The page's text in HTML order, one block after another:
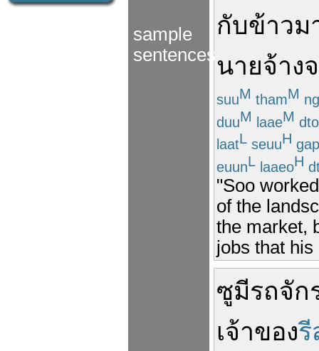
sample
sentences
กับข้าวม
นายจ้าง
suuM thamM
duuM laaeM
laatL seuuH gap
euunL laaeoH
"Soo
of the
the market,
jobs that
ซูมีรถจัก
เจ้าของรี